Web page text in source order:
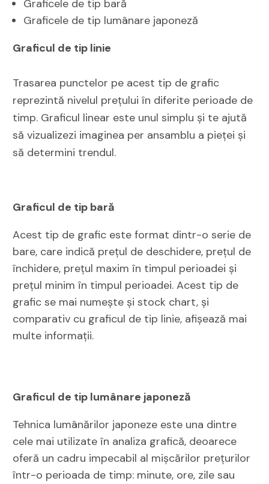
Graficele de tip bară
Graficele de tip lumânare japoneză
Graficul de tip linie
Trasarea punctelor pe acest tip de grafic
reprezintă nivelul prețului în diferite perioade de
timp. Graficul linear este unul simplu și te ajută
să vizualizezi imaginea per ansamblu a pieței și
să determini trendul.
Graficul de tip bară
Acest tip de grafic este format dintr-o serie de
bare, care indică prețul de deschidere, prețul de
închidere, prețul maxim în timpul perioadei și
prețul minim în timpul perioadei. Acest tip de
grafic se mai numește și stock chart, și
comparativ cu graficul de tip linie, afișează mai
multe informații.
Graficul de tip lumânare japoneză
Tehnica lumânărilor japoneze este una dintre
cele mai utilizate în analiza grafică, deoarece
oferă un cadru impecabil al mişcărilor preţurilor
într-o perioada de timp: minute, ore, zile sau